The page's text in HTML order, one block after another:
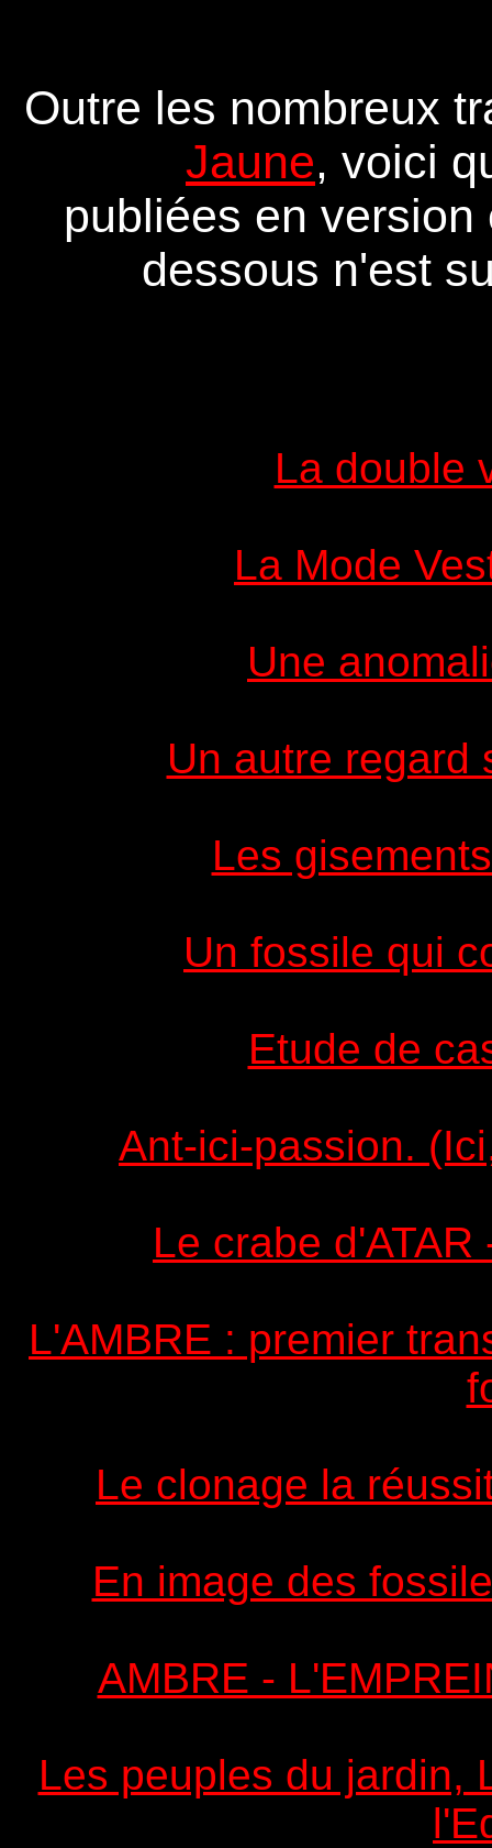
Outre les nombreux
Jaune, voici
publiées en
dessous n'est
La double
La Mode
Une
Un autre regard
Les
Un fossile qui
Etude de
Ant-ici-passion.
Le crabe
L'AMBRE : premier
Le clonage la
En image des
AMBRE -
Les peuples du jardin,